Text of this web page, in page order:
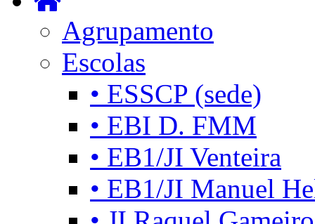
Agrupamento
Escolas
• ESSCP (sede)
• EBI D. FMM
• EB1/JI Venteira
• EB1/JI Manuel